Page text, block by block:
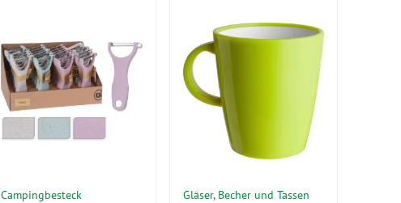
Campingbesteck Gläser, Becher und Tassen